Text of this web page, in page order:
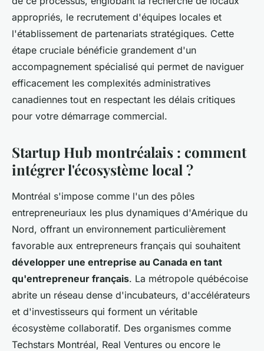
appropriés, le recrutement d'équipes locales et
l'établissement de partenariats stratégiques. Cette
étape cruciale bénéficie grandement d'un
accompagnement spécialisé qui permet de naviguer
efficacement les complexités administratives
canadiennes tout en respectant les délais critiques
pour votre démarrage commercial.
Startup Hub montréalais : comment
intégrer l'écosystème local ?
Montréal s'impose comme l'un des pôles
entrepreneuriaux les plus dynamiques d'Amérique du
Nord, offrant un environnement particulièrement
favorable aux entrepreneurs français qui souhaitent
développer une entreprise au Canada en tant
qu'entrepreneur français. La métropole québécoise
abrite un réseau dense d'incubateurs, d'accélérateurs
et d'investisseurs qui forment un véritable
écosystème collaboratif. Des organismes comme
Techstars Montréal, Real Ventures ou encore le